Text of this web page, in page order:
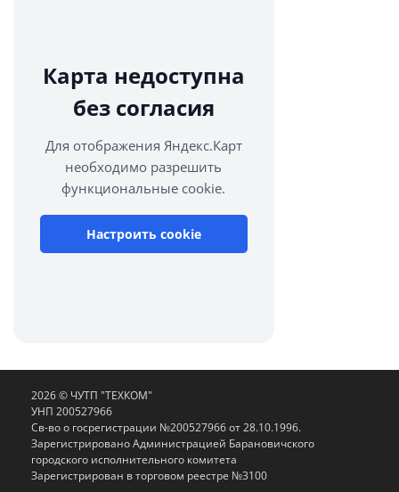
Карта недоступна
без согласия
Для отображения Яндекс.Карт
необходимо разрешить
функциональные cookie.
Настроить cookie
2026 © ЧУТП "ТЕХКОМ"
УНП 200527966
Св-во о госрегистрации №200527966 от 28.10.1996.
Зарегистрировано Администрацией Барановичского
городского исполнительного комитета
Зарегистрирован в торговом реестре №3100